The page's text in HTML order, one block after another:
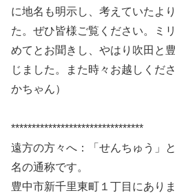
に地名も明示し、考えていたよ
た。ぜひ皆様ご覧ください。ミ
めてとお聞きし、やはり吹田と
じました。また時々お越しく
かちゃん）
********************************
遠方の方々へ：「せんちゅう」
名の通称です。
豊中市新千里東町１丁目にありま